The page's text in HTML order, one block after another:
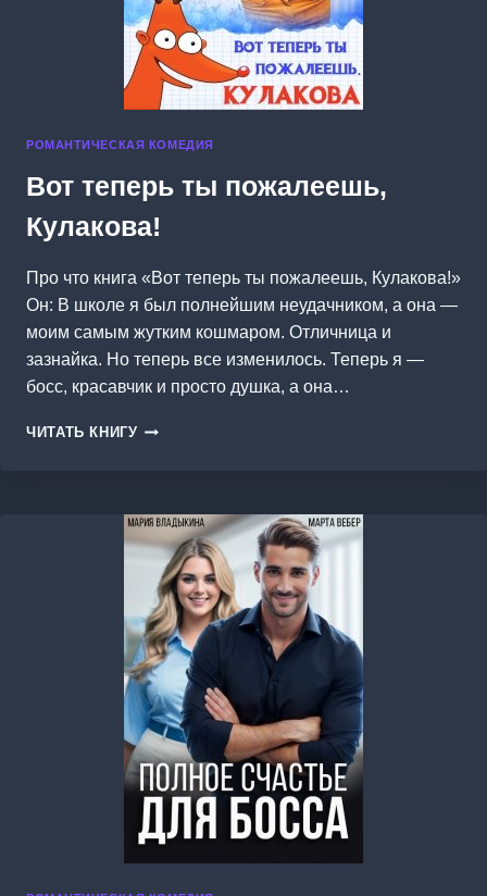
РОМАНТИЧЕСКАЯ КОМЕДИЯ
Вот теперь ты пожалеешь,
Кулакова!
Про что книга «Вот теперь ты пожалеешь, Кулакова!»
Он: В школе я был полнейшим неудачником, а она —
моим самым жутким кошмаром. Отличница и
зазнайка. Но теперь все изменилось. Теперь я —
босс, красавчик и просто душка, а она…
ЧИТАТЬ КНИГУ ВОТ
КУЛАКОВА!